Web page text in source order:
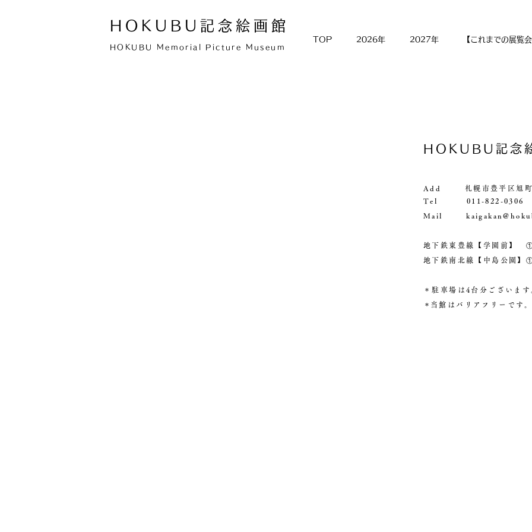
TOP 2026年 2027年 【これまでの展覧会
HOKUBU記念
Add 札幌市豊平区旭町
Tel 011-822-0306
Mail
地下鉄東豊線【学園前
地下鉄南北線【中島公園】
＊駐車場は4台分ございます
＊当館はバリアフリーです
HOKUBU記念絵画館
HOKUBU Memorial Picture Museum